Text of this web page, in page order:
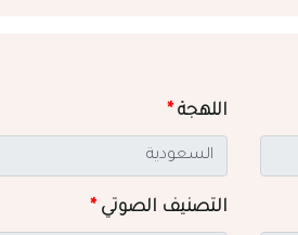
اللهجة*
التصنيف الصوتي*